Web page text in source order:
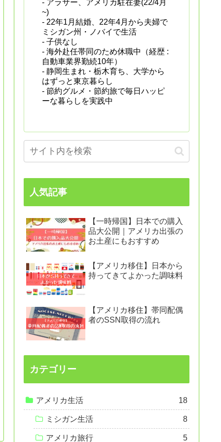
- アラサー、アメリカ駐在妻(22/4月
~)
- 22年1月結婚、22年4月から夫婦で
ミシガン州・ノバイで生活
- 子供なし
- 海外赴任帯同のため休職中（経歴 :
自動車業界勤続10年）
- 静岡生まれ・栃木育ち、大学から
はずっと東京暮らし
- 節約グルメ・節約旅で毎日ハッピ
ーな暮らしを実践中
人気記事
【一時帰国】日本での購入
品大公開｜アメリカ出張の
お土産にもおすすめ
【アメリカ移住】日本から
持ってきてよかった調味料
【アメリカ移住】帯同配偶
者のSSN取得の流れ
カテゴリー
アメリカ生活 18
ミシガン生活 8
アメリカ旅行 5